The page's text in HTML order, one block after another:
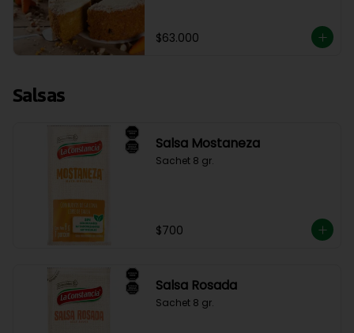
$63.000
Salsas
Salsa Mostaneza
Sachet 8 gr.
$700
Salsa Rosada
Sachet 8 gr.